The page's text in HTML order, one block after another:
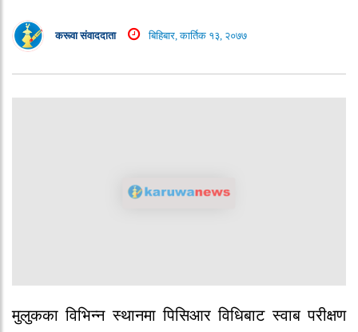
करूवा संवाददाता बिहिबार, कार्तिक १३, २०७७
मुलुकका विभिन्न स्थानमा पिसिआर विधिबाट स्वाब परीक्षण